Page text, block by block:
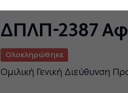
ΔΠΛΠ-2387
Ολοκληρώθηκε
Ομιλική Γενική Διεύθυνση